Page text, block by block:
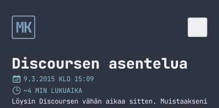
MK
Discoursen asentelua
9.3.2015 KLO 15:09
~4 MIN LUKUAIKA
Löysin Discoursen vähän aikaa sitten. Muistaakseni